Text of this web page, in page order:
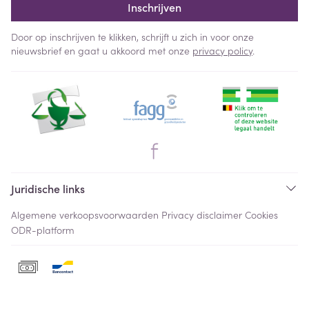
Inschrijven
Door op inschrijven te klikken, schrijft u zich in voor onze
nieuwsbrief en gaat u akkoord met onze privacy policy.
Juridische links
Algemene verkoopsvoorwaarden Privacy disclaimer Cookies
ODR-platform